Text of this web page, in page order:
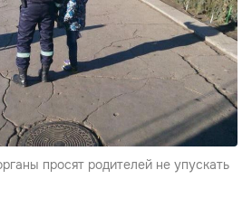
просят родителей не упускать